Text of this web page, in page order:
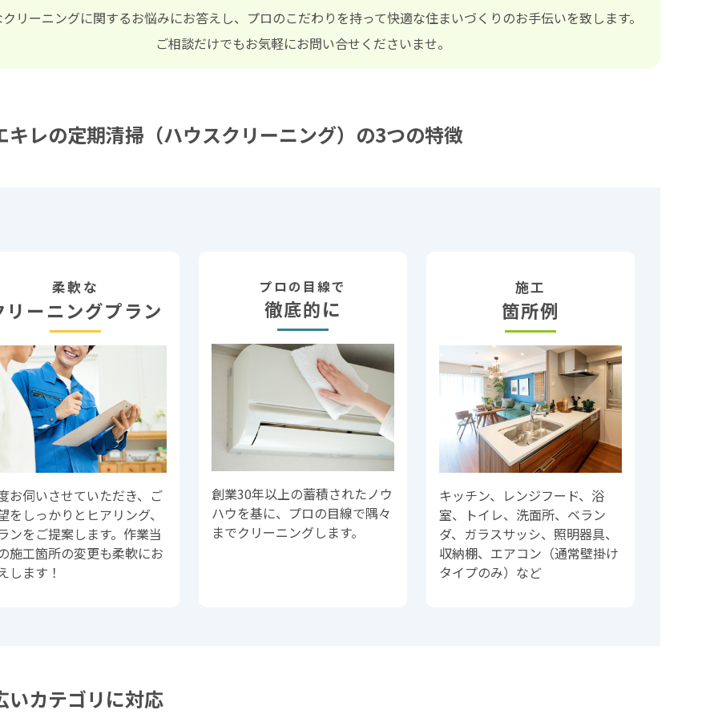
リーニングに関するお悩みにお答えし、プロのこだわりを持って快適な住まいづくりのお手伝いを致します。
ご相談だけでもお気軽にお問い合せくださいませ。
キレの定期清掃（ハウスクリーニング）の3つの特徴
柔軟な
リーニングプラン
お伺いさせていただき、ご
をしっかりとヒアリング、
ンをご提案します。作業当
施工箇所の変更も柔軟にお
します！
プロの目線で
徹底的に
創業30年以上の蓄積されたノウ
ハウを基に、プロの目線で隅々
までクリーニングします。
施工
箇所例
キッチン、レンジフード、浴
室、トイレ、洗面所、ベラン
ダ、ガラスサッシ、照明器具、
収納棚、エアコン（通常壁掛け
タイプのみ）など
いカテゴリに対応